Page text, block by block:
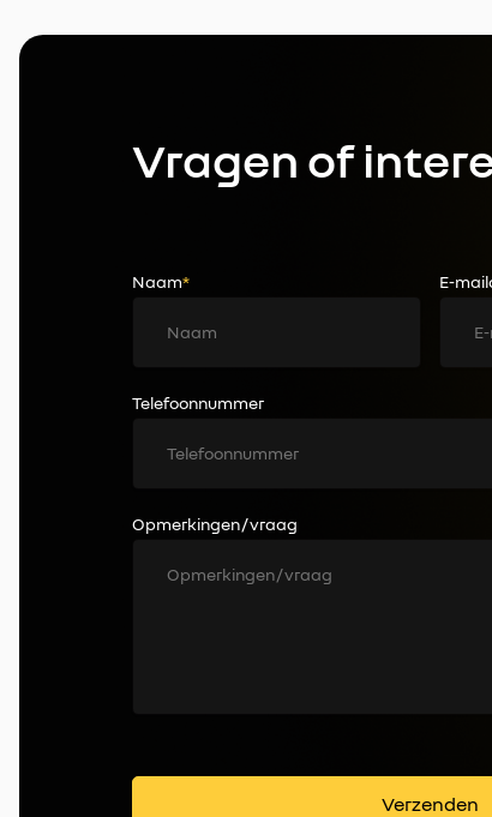
Vragen of
Naam* E-
Telefoonnummer
Opmerkingen / vraag
Verzenden